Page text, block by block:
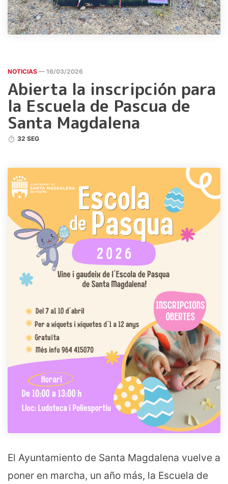
NOTICIAS — 16/03/2026
Abierta la inscripción para
la Escuela de Pascua de
Santa Magdalena
32 SEG
El Ayuntamiento de Santa Magdalena vuelve a
poner en marcha, un año más, la Escuela de